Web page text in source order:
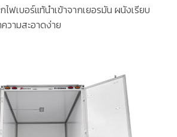
เบอร์แท้นำเข้าจากเยอรมัน ผนังเรียบ
วามสะอาดง่าย